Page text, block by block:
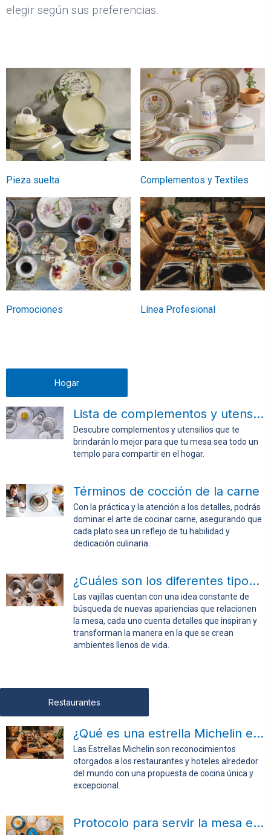
elegir según sus preferencias.
Pieza suelta Complementos y Textiles
Promociones Línea Profesional
Hogar
Lista de complementos y utensilios para la mesa
Descubre complementos y utensilios que te
brindarán lo mejor para que tu mesa sea todo un
templo para compartir en el hogar.
Términos de cocción de la carne
Con la práctica y la atención a los detalles, podrás
dominar el arte de cocinar carne, asegurando que
cada plato sea un reflejo de tu habilidad y
dedicación culinaria.
¿Cuáles son los diferentes tipos de vajillas?
Las vajillas cuentan con una idea constante de
búsqueda de nuevas apariencias que relacionen
la mesa, cada uno cuenta detalles que inspiran y
transforman la manera en la que se crean
ambientes llenos de vida.
Restaurantes
¿Qué es una estrella Michelin en cocina?
Las Estrellas Michelin son reconocimientos
otorgados a los restaurantes y hoteles alrededor
del mundo con una propuesta de cocina única y
excepcional.
Protocolo para servir la mesa en tu restaurante